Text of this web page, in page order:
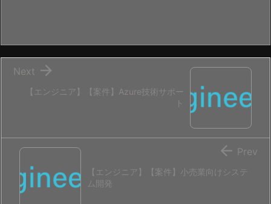
【エンジニア】【案件】Azure技術サポー
ト

Next
【エンジニア】【案件】小売業向けシステ
ム開発
 Prev